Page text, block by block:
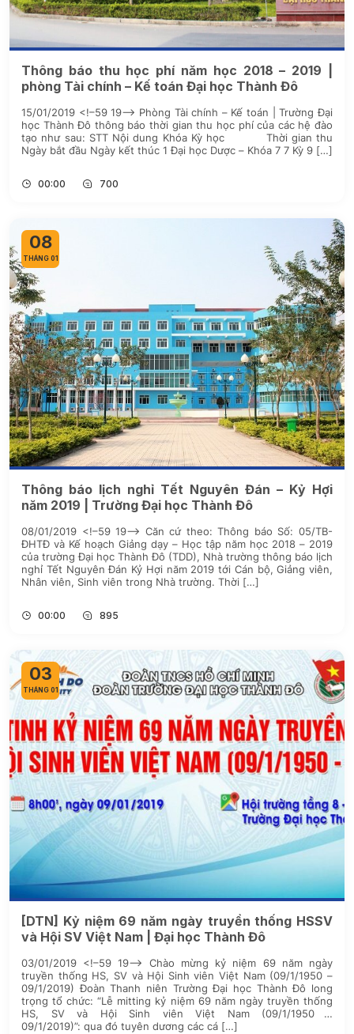
Thông báo thu học phí năm học 2018 – 2019 |
phòng Tài chính – Kế toán Đại học Thành Đô
15/01/2019 <!–59 19–> Phòng Tài chính – Kế toán | Trường Đại
học Thành Đô thông báo thời gian thu học phí của các hệ đào
tạo như sau: STT Nội dung Khóa Kỳ học Thời gian thu
Ngày bắt đầu Ngày kết thúc 1 Đại học Dược – Khóa 7 7 Kỳ 9 […]
00:00 700
08
THÁNG 01
Thông báo lịch nghỉ Tết Nguyên Đán – Kỷ Hợi
năm 2019 | Trường Đại học Thành Đô
08/01/2019 <!–59 19–> Căn cứ theo: Thông báo Số: 05/TB-
ĐHTĐ và Kế hoạch Giảng dạy – Học tập năm học 2018 – 2019
của trường Đại học Thành Đô (TDD), Nhà trường thông báo lịch
nghỉ Tết Nguyên Đán Kỷ Hợi năm 2019 tới Cán bộ, Giảng viên,
Nhân viên, Sinh viên trong Nhà trường. Thời […]
00:00 895
03
THÁNG 01
[DTN] Kỷ niệm 69 năm ngày truyền thống HSSV
và Hội SV Việt Nam | Đại học Thành Đô
03/01/2019 <!–59 19–> Chào mừng kỷ niệm 69 năm ngày
truyền thống HS, SV và Hội Sinh viên Việt Nam (09/1/1950 –
09/1/2019) Đoàn Thanh niên Trường Đại học Thành Đô long
trọng tổ chức: “Lễ mitting kỷ niệm 69 năm ngày truyền thống
HS, SV và Hội Sinh viên Việt Nam (09/1/1950 –
09/1/2019)”: qua đó tuyên dương các cá […]